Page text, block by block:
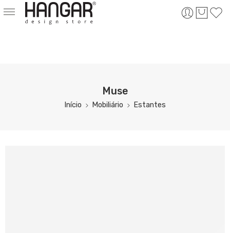
Muse
Início Mobiliário Estantes